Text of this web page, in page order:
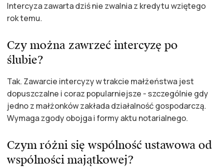
Intercyza zawarta dziś nie zwalnia z kredytu wziętego
rok temu.
Czy można zawrzeć intercyzę po
ślubie?
Tak. Zawarcie intercyzy w trakcie małżeństwa jest
dopuszczalne i coraz popularniejsze - szczególnie gdy
jedno z małżonków zakłada działalność gospodarczą.
Wymaga zgody obojga i formy aktu notarialnego.
Czym różni się wspólność ustawowa od
wspólności majątkowej?